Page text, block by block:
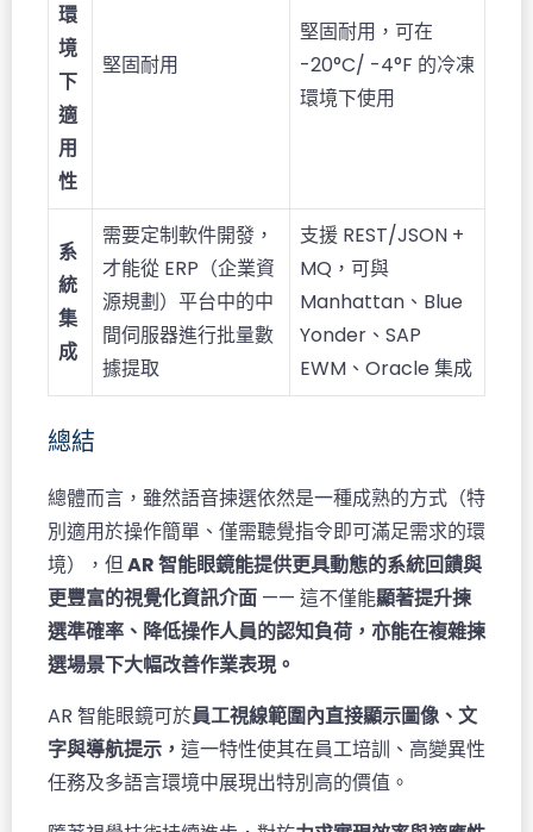
環
境
下
適
用
性
堅固耐用
堅固耐用，可在
-20°C/ -4°F 的冷凍
環境下使用
系
統
集
成
需要定制軟件開發，
才能從 ERP（企業資
源規劃）平台中的中
間伺服器進行批量數
據提取
支援 REST/JSON +
MQ，可與
Manhattan、Blue
Yonder、SAP
EWM、Oracle 集成
總結
總體而言，雖然語音揀選依然是一種成熟的方式（特
別適用於操作簡單、僅需聽覺指令即可滿足需求的環
境），但AR 智能眼鏡能提供更具動態的系統回饋與
更豐富的視覺化資訊介面 —— 這不僅能顯著提升揀
選準確率、降低操作人員的認知負荷，亦能在複雜揀
選場景下大幅改善作業表現。
AR 智能眼鏡可於員工視線範圍內直接顯示圖像、文
字與導航提示， 這一特性使其在員工培訓、高變異性
任務及多語言環境中展現出特別高的價值。